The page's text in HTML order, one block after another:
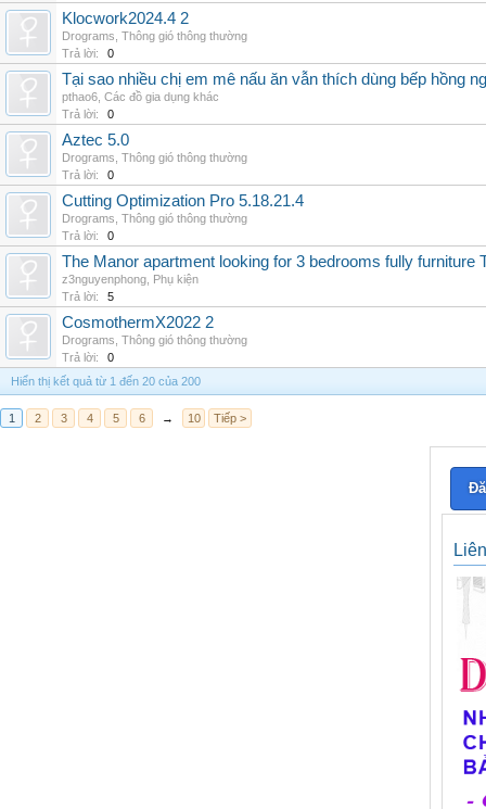
Klocwork2024.4 2
Drograms Thông gió thông thường
Trả lời:
0
Tại sao nhiều chị em mê nấu ăn vẫn thích dùng bếp hồng
pthao6 Các đồ gia dụng khác
Trả lời:
0
Aztec 5.0
Drograms Thông gió thông thường
Trả lời:
0
Cutting Optimization Pro 5.18.21.4
Drograms Thông gió thông thường
Trả lời:
0
The Manor apartment looking for 3 bedrooms fully furniture
z3nguyenphong Phụ kiện
Trả lời:
5
CosmothermX2022 2
Drograms Thông gió thông thường
Trả lời:
0
Hiển thị kết quả từ 1 đến 20 của 200
1 2 3 4 5 6 → 10 Tiếp >